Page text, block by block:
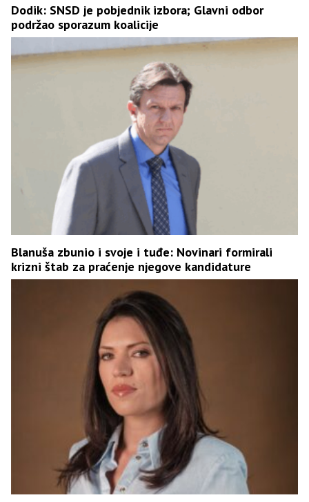
Dodik: SNSD je pobjednik izbora; Glavni odbor
podržao sporazum koalicije
Blanuša zbunio i svoje i tuđe: Novinari formirali
krizni štab za praćenje njegove kandidature